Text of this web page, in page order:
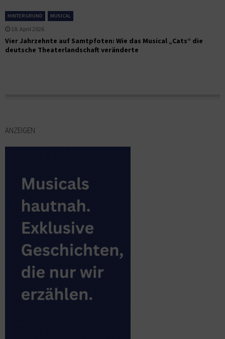
HINTERGRUND MUSICAL
18. April 2026
Vier Jahrzehnte auf Samtpfoten: Wie das Musical „Cats“ die
deutsche Theaterlandschaft veränderte
ANZEIGEN